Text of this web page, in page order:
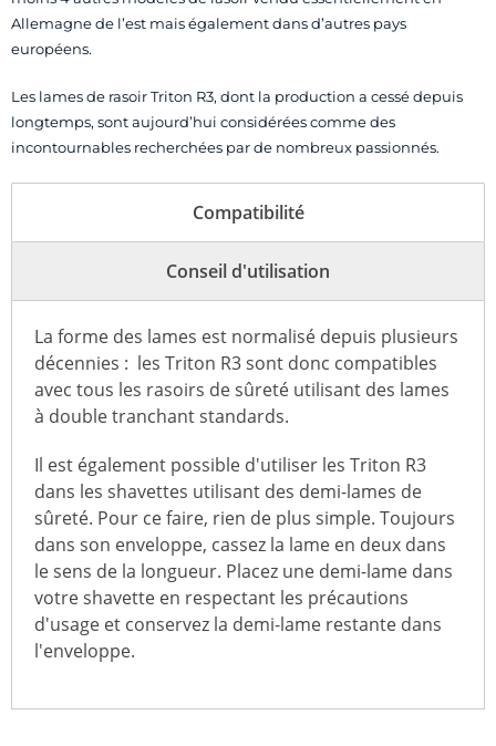
Allemagne de l’est mais également dans d’autres pays
européens.
Les lames de rasoir Triton R3, dont la production a cessé depuis
longtemps, sont aujourd’hui considérées comme des
incontournables recherchées par de nombreux passionnés.
Compatibilité
Conseil d'utilisation
La forme des lames est normalisé depuis plusieurs
décennies : les Triton R3 sont donc compatibles
avec tous les rasoirs de sûreté utilisant des lames
à double tranchant standards.
Il est également possible d'utiliser les Triton R3
dans les shavettes utilisant des demi-lames de
sûreté. Pour ce faire, rien de plus simple. Toujours
dans son enveloppe, cassez la lame en deux dans
le sens de la longueur. Placez une demi-lame dans
votre shavette en respectant les précautions
d'usage et conservez la demi-lame restante dans
l'enveloppe.